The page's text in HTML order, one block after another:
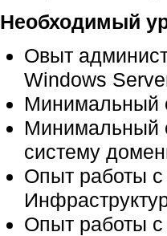
Необходимый
Овыт
Windows
Минимальный
Минимальный
систему
Опыт работы
Опыт работы